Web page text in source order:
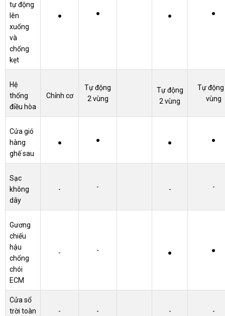
tự động
lên
xuống
và
chống
kẹt
● ● ● ●
Hệ
thống
điều hòa
Chỉnh cơ
Tự động
2 vùng
Tự động
2 vùng
Tự động
vùng
Cửa gió
hàng
ghế sau
● ● ● ●
Sạc
không
dây
- - - -
Gương
chiếu
hậu
chống
chói
ECM
- - ● ●
Cửa sổ
trời toàn
- - - -